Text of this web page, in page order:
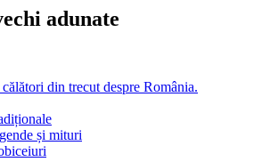
adunate
din trecut despre România.
și mituri